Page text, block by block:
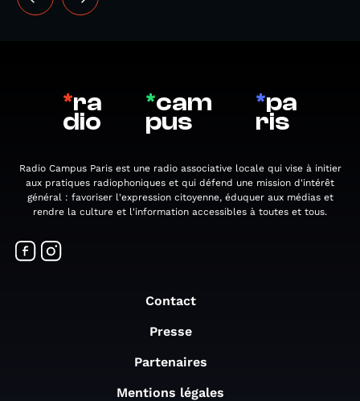
*ra
dio
*cam
pus
*pa
ris
Radio Campus Paris est une radio associative locale qui vise à initier
aux pratiques radiophoniques et qui défend une mission d'intérêt
général : favoriser l'expression citoyenne, éduquer aux médias et
rendre la culture et l'information accessibles à toutes et tous.
Contact
Presse
Partenaires
Mentions légales